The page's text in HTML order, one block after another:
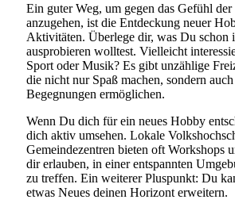
Ein guter Weg, um gegen das Gefühl
anzugehen, ist die Entdeckung neuer
Aktivitäten. Überlege dir, was Du schon
ausprobieren wolltest. Vielleicht
Sport oder Musik? Es gibt unzählige
die nicht nur Spaß machen, sondern
Begegnungen ermöglichen.
Wenn Du dich für ein neues Hobby
dich aktiv umsehen. Lokale
Gemeindezentren bieten oft Workshops
dir erlauben, in einer entspannten
zu treffen. Ein weiterer Pluspunkt: Du
etwas Neues deinen Horizont erweitern.